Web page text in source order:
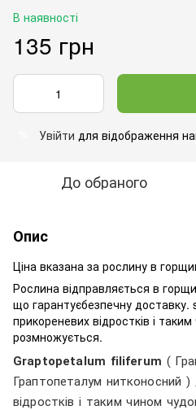
В наявності
135 грн
Увійти для відображення
До обраного
Опис
Ціна вказана за рослину в
Рослина відправляється в
що гарантуєбезпечну доставку.
прикореневих відростків і
розмножується.
Graptopetalum filiferum (
Граптопеталум нитконосний )
відростків і таким чином